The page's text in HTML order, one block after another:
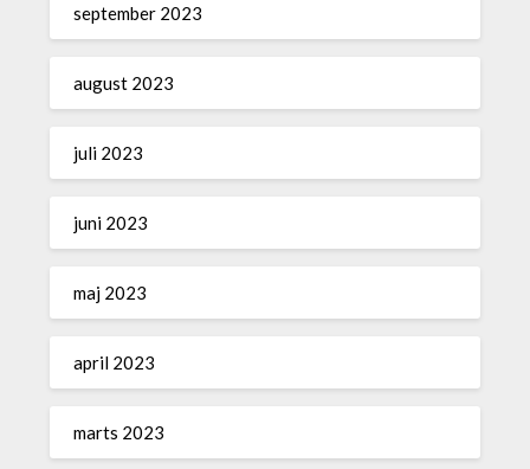
september 2023
august 2023
juli 2023
juni 2023
maj 2023
april 2023
marts 2023